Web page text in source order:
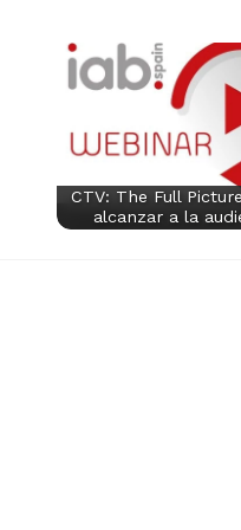
CTV: The Full
alcanzar a la